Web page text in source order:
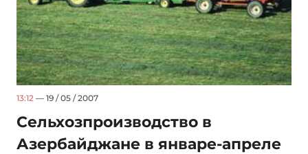
13:12 — 19 / 05 / 2007
Сельхозпроизводство в
Азербайджане в январе-апреле